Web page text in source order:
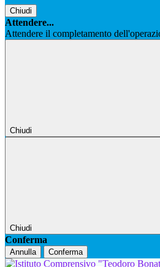
Chiudi
Attendere...
Attendere il completamento
Chiudi
Chiudi
Conferma
Annulla Conferma